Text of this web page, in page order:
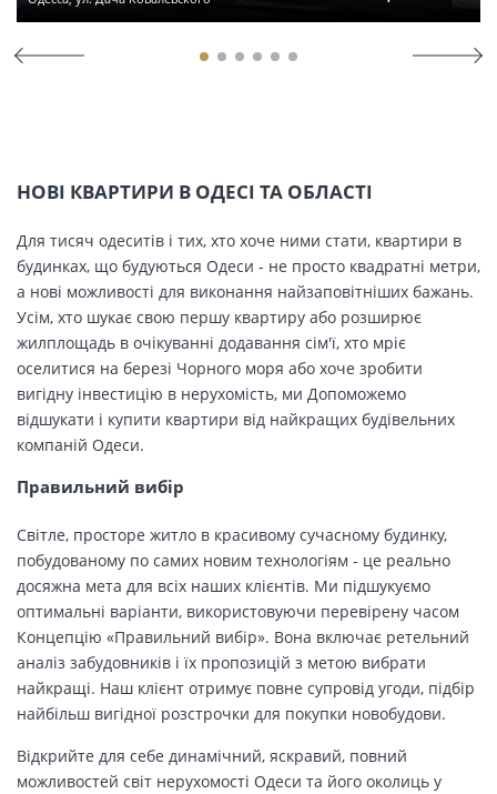
НОВІ КВАРТИРИ В ОДЕСІ ТА ОБЛАСТІ
Для тисяч одеситів і тих, хто хоче ними стати, квартири в
будинках, що будуються Одеси - не просто квадратні метри,
а нові можливості для виконання найзаповітніших бажань.
Усім, хто шукає свою першу квартиру або розширює
жилплощадь в очікуванні додавання сім'ї, хто мріє
оселитися на березі Чорного моря або хоче зробити
вигідну інвестицію в нерухомість, ми Допоможемо
відшукати і купити квартири від найкращих будівельних
компаній Одеси.
Правильний вибір
Світле, просторе житло в красивому сучасному будинку,
побудованому по самих новим технологіям - це реально
досяжна мета для всіх наших клієнтів. Ми підшукуємо
оптимальні варіанти, використовуючи перевірену часом
Концепцію «Правильний вибір». Вона включає ретельний
аналіз забудовників і їх пропозицій з метою вибрати
найкращі. Наш клієнт отримує повне супровід угоди, підбір
найбільш вигідної розстрочки для покупки новобудови.
Відкрийте для себе динамічний, яскравий, повний
можливостей світ нерухомості Одеси та його околиць у